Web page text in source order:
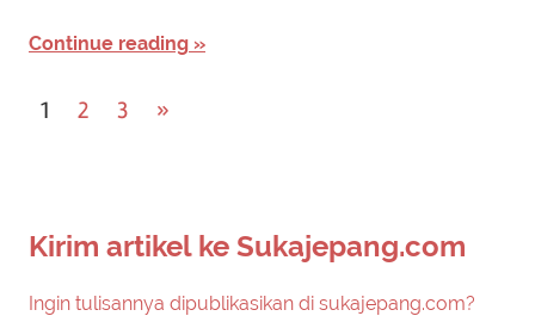
Continue reading
Posts
1 2 3
Next
»
Kirim artikel ke Sukajepang.com
Ingin tulisannya dipublikasikan di sukajepang.com?